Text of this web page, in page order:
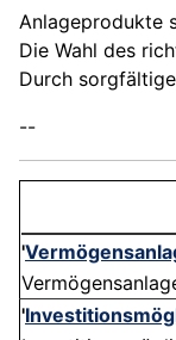
Anlageprodukte
Die Wahl des
Durch
--
'
'